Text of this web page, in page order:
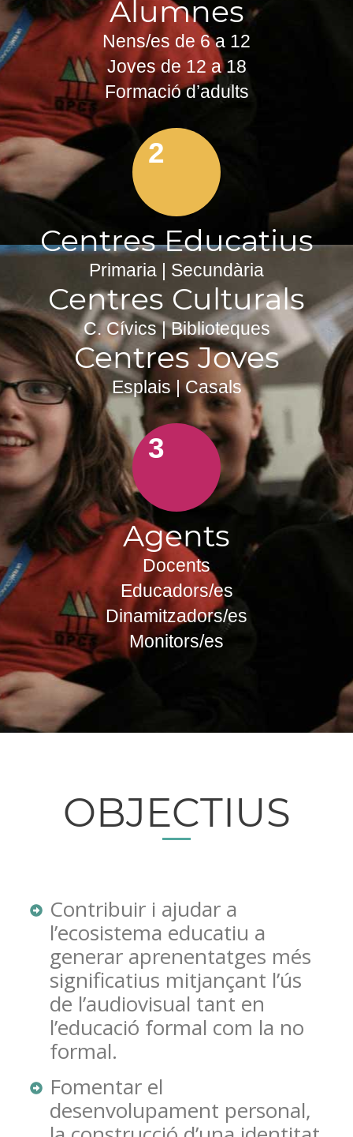
Alumnes
Nens/es de 6 a 12
Joves de 12 a 18
Formació d’adults
2
Centres Educatius
Primaria | Secundària
Centres Culturals
C. Cívics | Biblioteques
Centres Joves
Esplais | Casals
3
Agents
Docents
Educadors/es
Dinamitzadors/es
Monitors/es
OBJECTIUS
Contribuir i ajudar a
l’ecosistema educatiu a
generar aprenentatges més
significatius mitjançant l’ús
de l’audiovisual tant en
l’educació formal com la no
formal.
Fomentar el
desenvolupament personal,